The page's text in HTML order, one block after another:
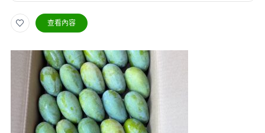
查看內容